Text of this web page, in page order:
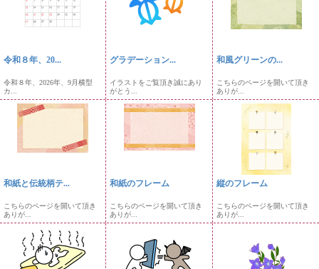
令和８年、20...
令和８年、2026年、9月横型
カ...
グラデーション...
イラストをご覧頂き誠にあり
がとう...
和風グリーンの...
こちらのページを開いて頂き
ありが...
和紙と伝統柄テ...
こちらのページを開いて頂き
ありが...
和紙のフレーム
こちらのページを開いて頂き
ありが...
縦のフレーム
こちらのページを開いて頂き
ありが...